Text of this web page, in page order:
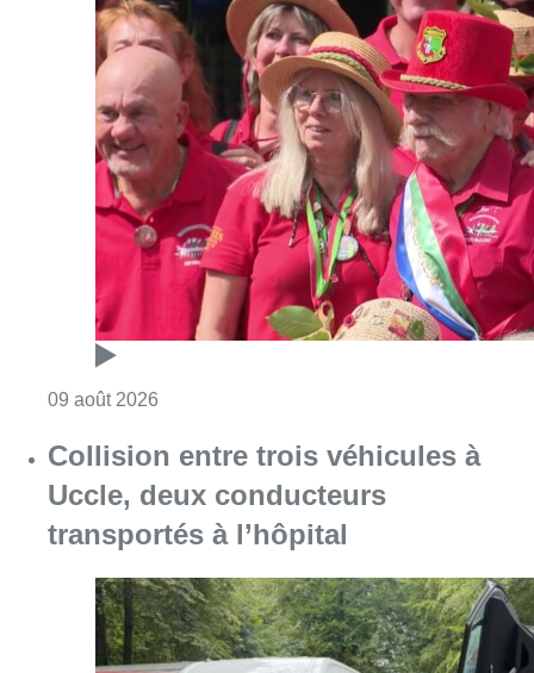
09 août 2026
Collision entre trois véhicules à
Uccle, deux conducteurs
transportés à l’hôpital